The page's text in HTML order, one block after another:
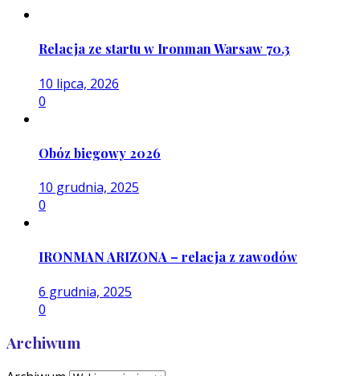
Relacja ze startu w Ironman Warsaw 70.3
10 lipca, 2026
0
Obóz biegowy 2026
10 grudnia, 2025
0
IRONMAN ARIZONA – relacja z zawodów
6 grudnia, 2025
0
Archiwum